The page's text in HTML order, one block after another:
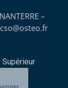
–
cso@osteo.fr